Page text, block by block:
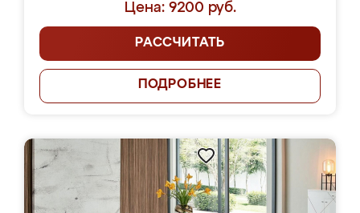
Цена: 9200 руб.
РАССЧИТАТЬ
ПОДРОБНЕЕ